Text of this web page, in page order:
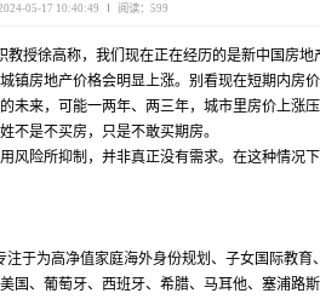
05-17 10:40:49 阅读：599
教授徐高称，我们现在正在经历的是新中国房
镇房地产价格会明显上涨。别看现在短期内房价
来，可能一两年、两三年，城市里房价上涨
不是不买房，只是不敢买期房。
风险所抑制，并非真正没有需求。在这种情况
注于为高净值家庭海外身份规划、子女国际教育
国、葡萄牙、西班牙、希腊、马耳他、塞浦路